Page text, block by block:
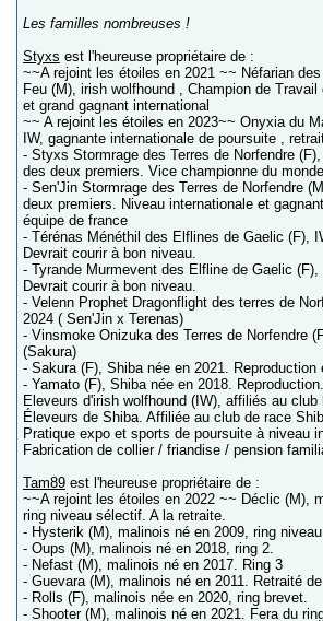
Les familles nombreuses !
Styxs est l'heureuse propriétaire de :
~~A rejoint les étoiles en 2021 ~~ Néfarian
Feu (M), irish wolfhound , Champion de Travail
et grand gagnant international
~~ A rejoint les étoiles en 2023~~ Onyxia du
IW, gagnante internationale de poursuite ,
- Styxs Stormrage des Terres de Norfendre
des deux premiers. Vice championne du
- Sen'Jin Stormrage des Terres de Norfendre
deux premiers. Niveau internationale et
équipe de france
- Térénas Ménéthil des Elflines de Gaelic (F),
Devrait courir à bon niveau.
- Tyrande Murmevent des Elfline de Gaelic (F),
Devrait courir à bon niveau.
- Velenn Prophet Dragonflight des terres de
2024 ( Sen'Jin x Terenas)
- Vinsmoke Onizuka des Terres de Norfendre
(Sakura)
- Sakura (F), Shiba née en 2021. Reproduction
- Yamato (F), Shiba née en 2018. Reproduction.
Eleveurs d'irish wolfhound (IW), affiliés au club
Éleveurs de Shiba. Affiliée au club de race
Pratique expo et sports de poursuite à niveau
Fabrication de collier / friandise / pension
Tam89 est l'heureuse propriétaire de :
~~A rejoint les étoiles en 2022 ~~ Déclic (M),
ring niveau sélectif. A la retraite.
- Hysterik (M), malinois né en 2009, ring
- Oups (M), malinois né en 2018, ring 2.
- Nefast (M), malinois né en 2017. Ring 3
- Guevara (M), malinois né en 2011. Retraité
- Rolls (F), malinois née en 2020, ring brevet.
- Shooter (M), malinois né en 2021. Fera du